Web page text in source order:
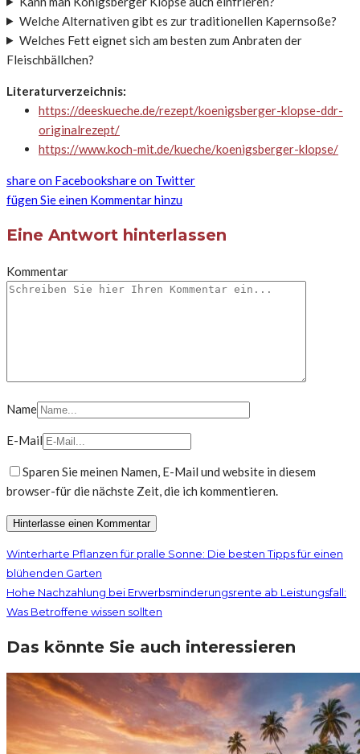
Welche Alternativen gibt es zur traditionellen Kapernsoße?
Welches Fett eignet sich am besten zum Anbraten der
Fleischbällchen?
Literaturverzeichnis:
https://deeskueche.de/rezept/koenigsberger-klopse-ddr-
originalrezept/
https://www.koch-mit.de/kueche/koenigsberger-klopse/
share on Facebookshare on Twitter
fügen Sie einen Kommentar hinzu
Eine Antwort hinterlassen
Kommentar
Name
E-Mail
Sparen Sie meinen Namen, E-Mail und website in diesem
browser-für die nächste Zeit, die ich kommentieren.
Winterharte Pflanzen für pralle Sonne: Die besten Tipps für einen
blühenden Garten
Hohe Nachzahlung bei Erwerbsminderungsrente ab Leistungsfall:
Was Betroffene wissen sollten
Das könnte Sie auch interessieren